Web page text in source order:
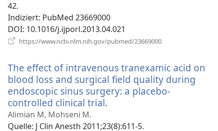
42.
Indiziert‎: PubMed 23669000
DOI‎: 10.1016/j.ijporl.2013.04.021
https://www.ncbi.nlm.nih.gov/pubmed/23669000
The effect of intravenous tranexamic acid on
blood loss and surgical field quality during
endoscopic sinus surgery: a placebo-
controlled clinical trial.
Fenster)
Alimian M, Mohseni M.
Quelle‎: J Clin Anesth 2011;23(8):611-5.